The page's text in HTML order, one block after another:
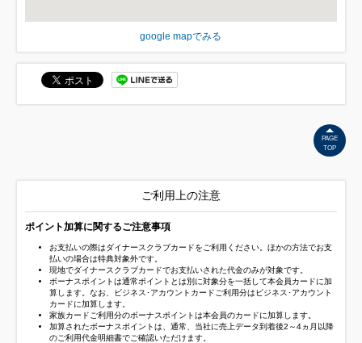
google mapでみる
PAGE
TOP
ご利用上の注意
ポイント加算に関するご注意事項
お支払いの際はダイナースクラブカードをご利用ください。ほかの方法でお支
払いの場合は特典対象外です。
現地でダイナースクラブカードでお支払いされた代金のみが対象です。
ボーナスポイントは通常ポイントとは別に対象分を一括して本会員カードに加
算します。なお、ビジネス･アカウントカードご利用分はビジネス･アカウント
カードに加算します。
家族カードご利用分のボーナスポイントは本会員のカードに加算します。
加算されたボーナスポイントは、通常、当社に売上データ到着後2～4ヵ月以降
のご利用代金明細書でご確認いただけます。